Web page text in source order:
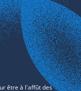
être à l'affût des